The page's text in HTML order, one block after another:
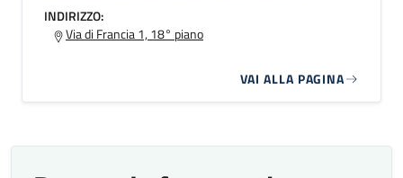
INDIRIZZO:
Via di Francia 1, 18° piano
VAI ALLA PAGINA